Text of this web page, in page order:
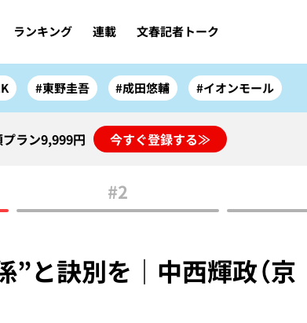
ランキング 連載 文春記者トーク
#東野圭吾 #成田悠輔 #イオンモール
ラン9,999円 今すぐ登録する≫
#2
と訣別を｜中西輝政（京